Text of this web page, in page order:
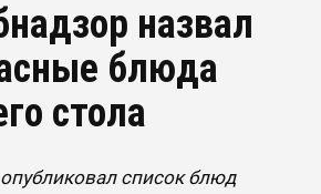
назвал
блюда
стола
список блюд